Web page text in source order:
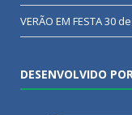
VERÃO EM FESTA30
DESENVOLVIDO